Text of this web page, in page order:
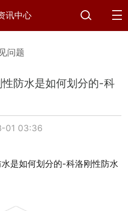
讯中心
问题
防水是如何划分的-科
01 03:36
是如何划分的-科洛刚性防水